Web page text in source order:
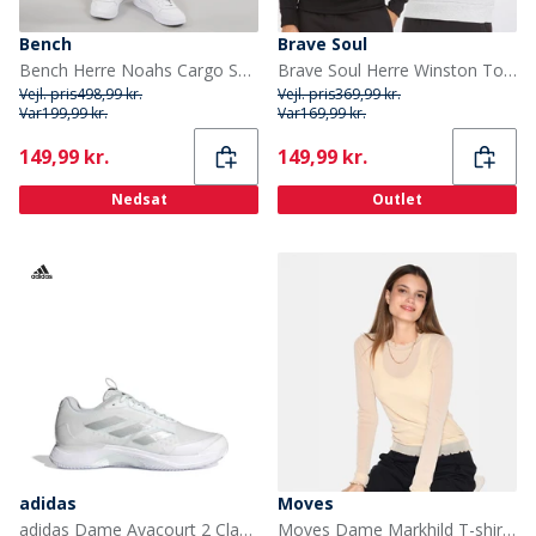
Bench
Bench Herre Noahs Cargo Shorts Light Khaki
Vejl. pris498,99 kr.
Var199,99 kr.
Current
149,99 kr.
Nedsat
Brave Soul
Brave Soul Herre Winston To-pakke Trøjer Sort/Grå
Vejl. pris369,99 kr.
Var169,99 kr.
Current
149,99 kr.
Outlet
adidas
adidas Dame Avacourt 2 Clay Tennis Sko Cloud White/Silver Metallic/Hvid
Moves
Moves Dame Markhild T-shirt 030 Ivory Cream